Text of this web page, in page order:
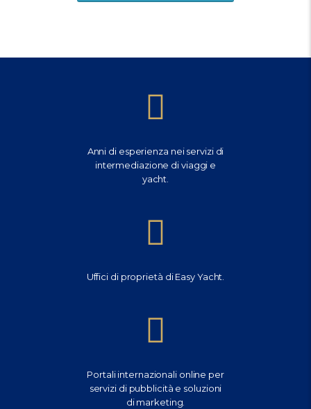
Anni di esperienza nei servizi di
intermediazione di viaggi e
yacht.
Uffici di proprietà di Easy Yacht.
Portali internazionali online per
servizi di pubblicità e soluzioni
di marketing.